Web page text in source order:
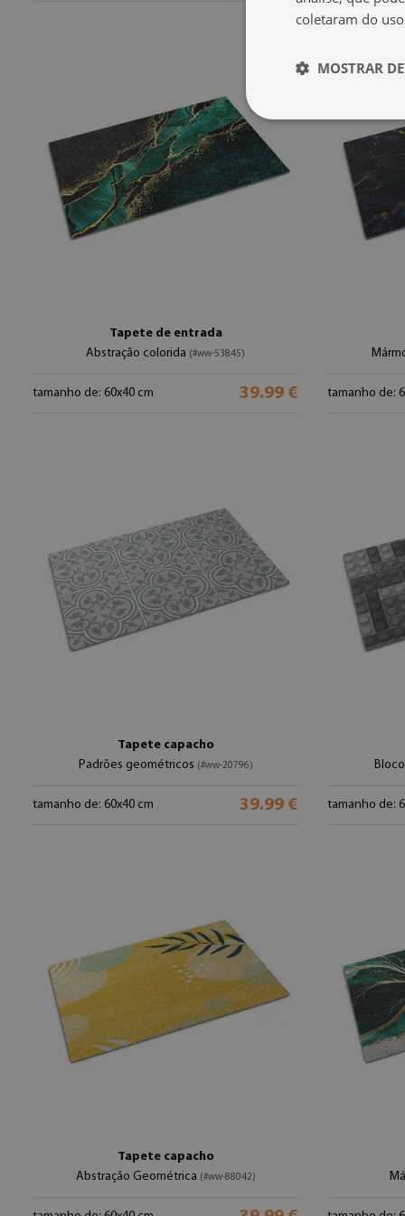
Tapete de entrada
Abstração colorida (#ww-53845)
tamanho de: 60x40 cm 39.99 € tamanho de:
Tapete capacho
Padrões geométricos (#ww-20796)
tamanho de: 60x40 cm 39.99 € tamanho de:
Tapete capacho
Abstração Geométrica (#ww-88042)
coletaram do
MOSTRAR